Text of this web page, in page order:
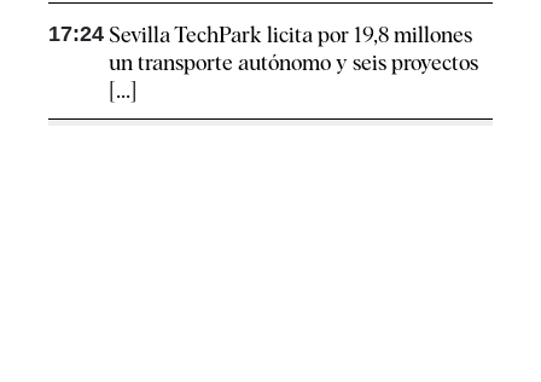
17:24 Sevilla TechPark licita por 19,8 millones
un transporte autónomo y seis proyectos
[...]